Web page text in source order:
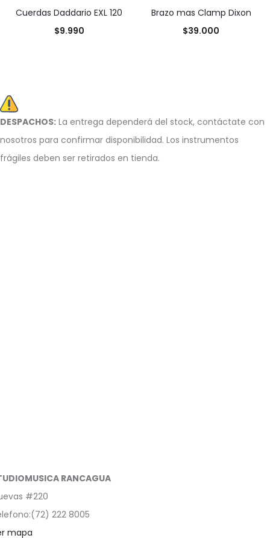
Cuerdas Daddario EXL 120
$9.990
Brazo mas Clamp Dixon
$39.000
DESPACHOS: La entrega dependerá del stock, contáctate con
nosotros para confirmar disponibilidad. Los instrumentos
frágiles deben ser retirados en tienda.
RANCAGUA
#220
222 8005
mapa